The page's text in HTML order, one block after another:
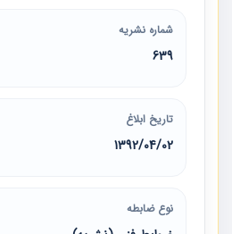
شماره نشریه
639
تاریخ ابلاغ
1392/04/02
نوع ضابطه